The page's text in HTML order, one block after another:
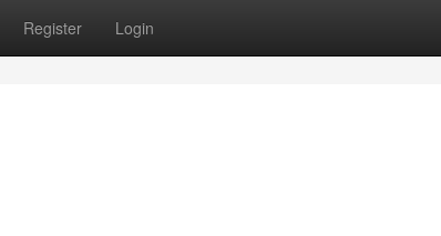
Register Login